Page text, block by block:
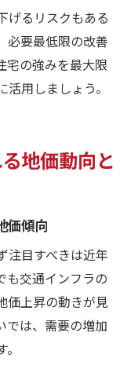
げるリスクもある
必要最低限の改善
宅の強みを最大限
用しましょう。
地価動向と
価傾向
注目すべきは近年
も交通インフラの
価上昇の動きが見
では、需要の増加